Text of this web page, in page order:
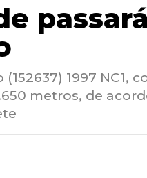
1997 NC1,
metros, de